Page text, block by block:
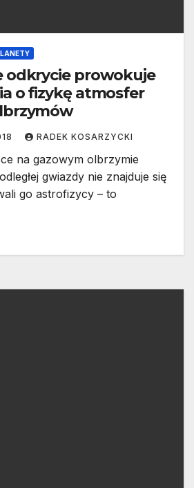
odkrycie prowokuje
o fizykę atmosfer
RADEK KOSARZYCKI
na gazowym olbrzymie
gwiazdy nie znajduje się
go astrofizycy – to